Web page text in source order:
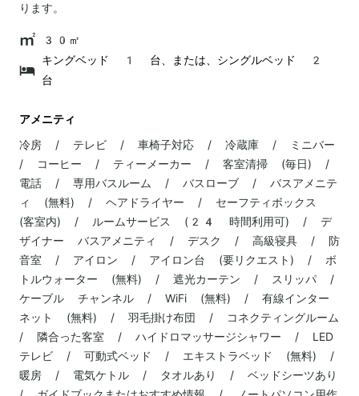
ります。
30㎡
キングベッド 1 台、または、シングルベッド 2
台
アメニティ
冷房 / テレビ / 車椅子対応 / 冷蔵庫 / ミニバー
/ コーヒー / ティーメーカー / 客室清掃 (毎日) /
電話 / 専用バスルーム / バスローブ / バスアメニテ
ィ (無料) / ヘアドライヤー / セーフティボックス
(客室内) / ルームサービス (24 時間利用可) / デ
ザイナー バスアメニティ / デスク / 高級寝具 / 防
音室 / アイロン / アイロン台 (要リクエスト) / ボ
トルウォーター (無料) / 遮光カーテン / スリッパ /
ケーブル チャンネル / WiFi (無料) / 有線インター
ネット (無料) / 羽毛掛け布団 / コネクティングルーム
/ 隣合った客室 / ハイドロマッサージシャワー / LED
テレビ / 可動式ベッド / エキストラベッド (無料) /
暖房 / 電気ケトル / タオルあり / ベッドシーツあり